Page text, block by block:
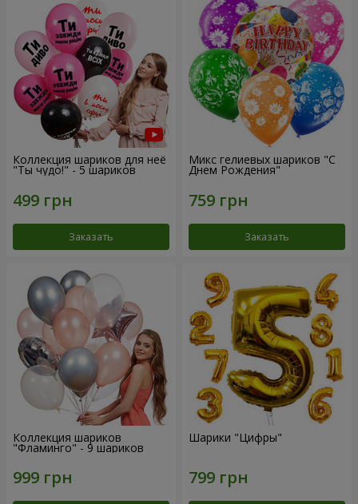
Коллекция шариков для неё
"Ты чудо!" - 5 шариков
Заказать
Микс гелиевых шариков "C
Днем Рождения"
Заказать
Коллекция шариков
"Фламинго" - 9 шариков
Шарики "Цифры"